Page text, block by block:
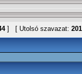
] [ Utolsó szavazat: